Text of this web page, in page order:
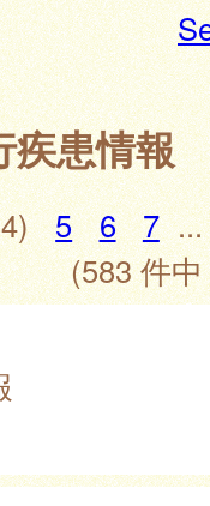
疾患情報
5 6 7 ...
(583 件